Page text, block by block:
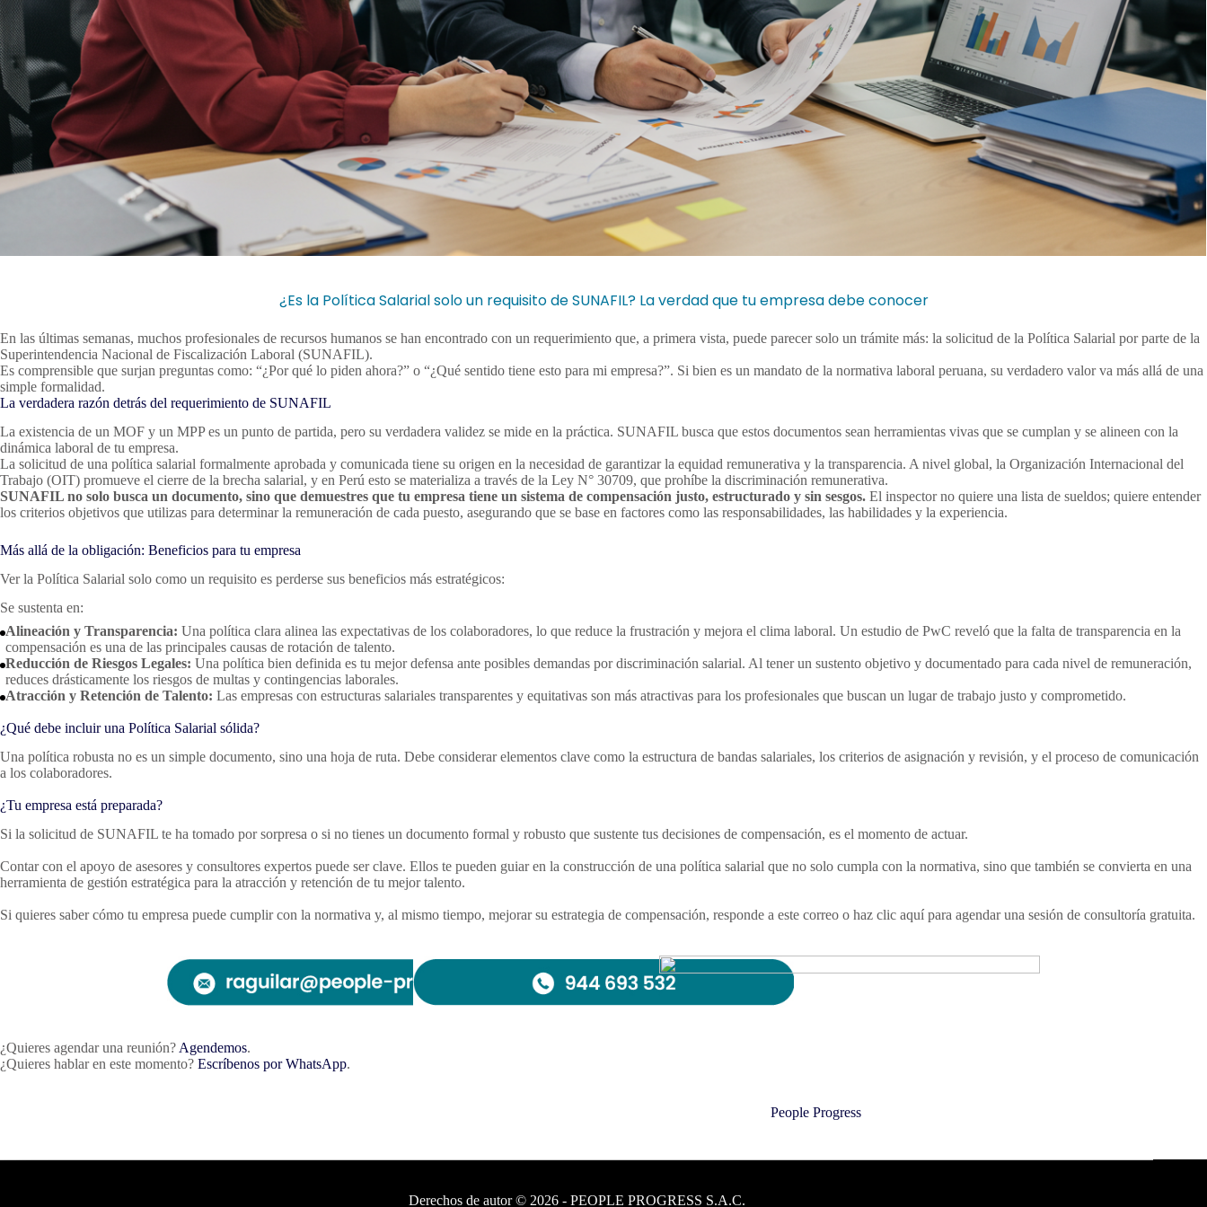
¿Es la Política Salarial solo un requisito de SUNAFIL? La verdad que tu empresa debe conocer
En las últimas semanas, muchos profesionales de recursos humanos se han encontrado con un requerimiento que, a primera vista, puede parecer solo un trámite más: la solicitud de la Política Salarial por parte de la
Superintendencia Nacional de Fiscalización Laboral (SUNAFIL).
Es comprensible que surjan preguntas como: “¿Por qué lo piden ahora?” o “¿Qué sentido tiene esto para mi empresa?”. Si bien es un mandato de la normativa laboral peruana, su verdadero valor va más allá de una
simple formalidad.
La verdadera razón detrás del requerimiento de SUNAFIL
La existencia de un MOF y un MPP es un punto de partida, pero su verdadera validez se mide en la práctica. SUNAFIL busca que estos documentos sean herramientas vivas que se cumplan y se alineen con la
dinámica laboral de tu empresa.
La solicitud de una política salarial formalmente aprobada y comunicada tiene su origen en la necesidad de garantizar la equidad remunerativa y la transparencia. A nivel global, la Organización Internacional del
Trabajo (OIT) promueve el cierre de la brecha salarial, y en Perú esto se materializa a través de la Ley N° 30709, que prohíbe la discriminación remunerativa.
SUNAFIL no solo busca un documento, sino que demuestres que tu empresa tiene un sistema de compensación justo, estructurado y sin sesgos. El inspector no quiere una lista de sueldos; quiere entender
los criterios objetivos que utilizas para determinar la remuneración de cada puesto, asegurando que se base en factores como las responsabilidades, las habilidades y la experiencia.
Más allá de la obligación: Beneficios para tu empresa
Ver la Política Salarial solo como un requisito es perderse sus beneficios más estratégicos:
Se sustenta en:
Alineación y Transparencia: Una política clara alinea las expectativas de los colaboradores, lo que reduce la frustración y mejora el clima laboral. Un estudio de PwC reveló que la falta de transparencia en la
compensación es una de las principales causas de rotación de talento.
Reducción de Riesgos Legales: Una política bien definida es tu mejor defensa ante posibles demandas por discriminación salarial. Al tener un sustento objetivo y documentado para cada nivel de remuneración,
reduces drásticamente los riesgos de multas y contingencias laborales.
Atracción y Retención de Talento: Las empresas con estructuras salariales transparentes y equitativas son más atractivas para los profesionales que buscan un lugar de trabajo justo y comprometido.
¿Qué debe incluir una Política Salarial sólida?
Una política robusta no es un simple documento, sino una hoja de ruta. Debe considerar elementos clave como la estructura de bandas salariales, los criterios de asignación y revisión, y el proceso de comunicación
a los colaboradores.
¿Tu empresa está preparada?
Si la solicitud de SUNAFIL te ha tomado por sorpresa o si no tienes un documento formal y robusto que sustente tus decisiones de compensación, es el momento de actuar.
Contar con el apoyo de asesores y consultores expertos puede ser clave. Ellos te pueden guiar en la construcción de una política salarial que no solo cumpla con la normativa, sino que también se convierta en una
herramienta de gestión estratégica para la atracción y retención de tu mejor talento.
Si quieres saber cómo tu empresa puede cumplir con la normativa y, al mismo tiempo, mejorar su estrategia de compensación, responde a este correo o haz clic aquí para agendar una sesión de consultoría gratuita.
¿Quieres agendar una reunión? Agendemos.
¿Quieres hablar en este momento? Escríbenos por WhatsApp.
People Progress
Derechos de autor © 2026 - PEOPLE PROGRESS S.A.C.